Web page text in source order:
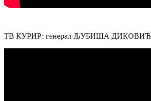
ТВ КУРИР: генерал ЉУБИША ДИКОВИЋ